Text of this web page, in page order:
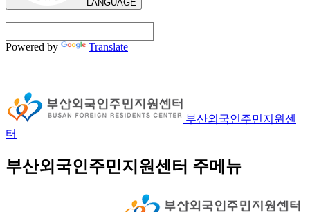
LANGUAGE
Powered by Translate
부산외국인주민지원센
터
부산외국인주민지원센터 주메뉴